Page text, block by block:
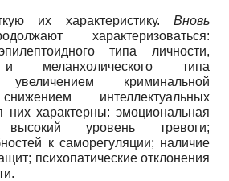
их характеристику. Вновь
характеризоваться:
типа личности,
и меланхолического типа
увеличением криминальной
интеллектуальных
них характерны: эмоциональная
высокий уровень тревоги;
к саморегуляции; наличие
психопатические отклонения